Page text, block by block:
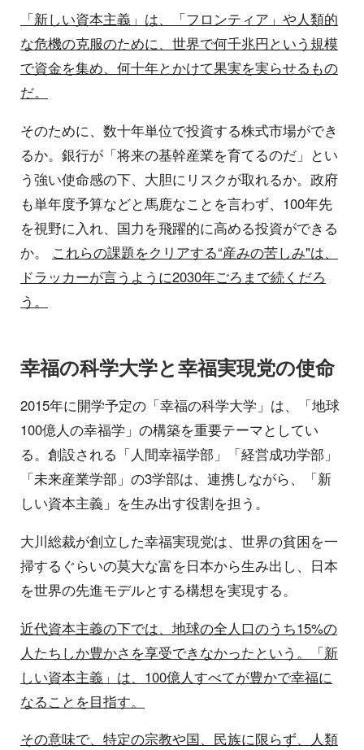
「新しい資本主義」は、「フロンティア」や人類的
な危機の克服のために、世界で何千兆円という規模
で資金を集め、何十年とかけて果実を実らせるもの
だ。
そのために、数十年単位で投資する株式市場ができ
るか。銀行が「将来の基幹産業を育てるのだ」とい
う強い使命感の下、大胆にリスクが取れるか。政府
も単年度予算などと馬鹿なことを言わず、100年先
を視野に入れ、国力を飛躍的に高める投資ができる
か。 これらの課題をクリアする“産みの苦しみ"は、
ドラッカーが言うように2030年ごろまで続くだろ
う。
幸福の科学大学と幸福実現党の使命
2015年に開学予定の「幸福の科学大学」は、「地球
100億人の幸福学」の構築を重要テーマとしてい
る。創設される「人間幸福学部」「経営成功学部」
「未来産業学部」の3学部は、連携しながら、「新
しい資本主義」を生み出す役割を担う。
大川総裁が創立した幸福実現党は、世界の貧困を一
掃するぐらいの莫大な富を日本から生み出し、日本
を世界の先進モデルとする構想を実現する。
近代資本主義の下では、地球の全人口のうち15%の
人たちしか豊かさを享受できなかったという。「新
しい資本主義」は、100億人すべてが豊かで幸福に
なることを目指す。
その意味で、特定の宗教や国、民族に限らず、人類